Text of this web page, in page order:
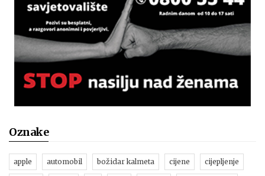
Oznake
apple automobil božidar kalmeta cijene cijepljenje